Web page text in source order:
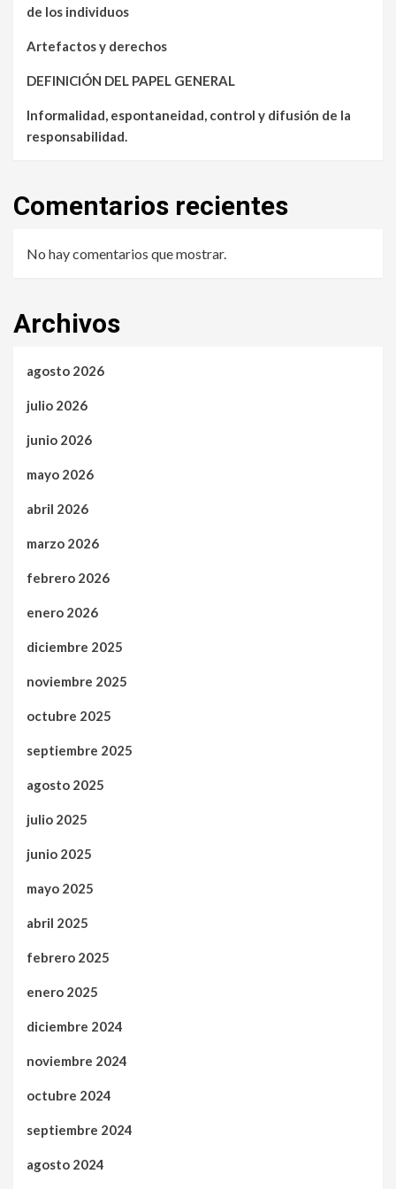
de los individuos
Artefactos y derechos
DEFINICIÓN DEL PAPEL GENERAL
Informalidad, espontaneidad, control y difusión de la
responsabilidad.
Comentarios recientes
No hay comentarios que mostrar.
Archivos
agosto 2026
julio 2026
junio 2026
mayo 2026
abril 2026
marzo 2026
febrero 2026
enero 2026
diciembre 2025
noviembre 2025
octubre 2025
septiembre 2025
agosto 2025
julio 2025
junio 2025
mayo 2025
abril 2025
febrero 2025
enero 2025
diciembre 2024
noviembre 2024
octubre 2024
septiembre 2024
agosto 2024